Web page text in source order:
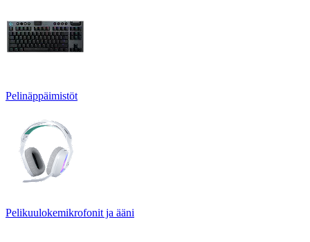
Pelinäppäimistöt
Pelikuulokemikrofonit ja ääni